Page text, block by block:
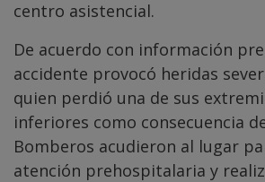
centro asistencial.
De acuerdo con información
accidente provocó heridas
quien perdió una de sus
inferiores como consecuencia
Bomberos acudieron al lugar
atención prehospitalaria y